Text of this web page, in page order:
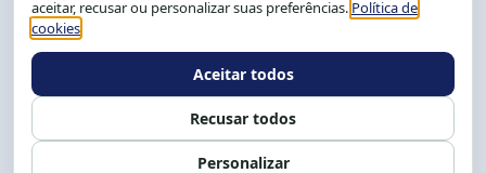
Tel.: (71) 2104-5457, Cel.: (71) 9 9239-2104 ou 2105
Expediente: 8h às 12h e 13 às 17h.
Siga nossas redes Fale conosco